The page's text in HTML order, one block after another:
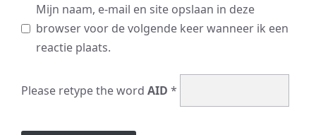
Mijn naam, e-mail en site opslaan in deze
browser voor de volgende keer wanneer ik een
reactie plaats.
Please retype the word AID *